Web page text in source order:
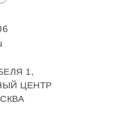
1,
ЦЕНТР